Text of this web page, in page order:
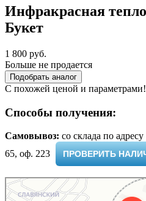
Инфракрасная
Букет
1 800 руб.
Больше не продается
Подобрать аналог
С похожей ценой и параметрами!
Способы получения:
Самовывоз: cо склада по
65, оф. 223 ​
ПРОВЕРИТЬ